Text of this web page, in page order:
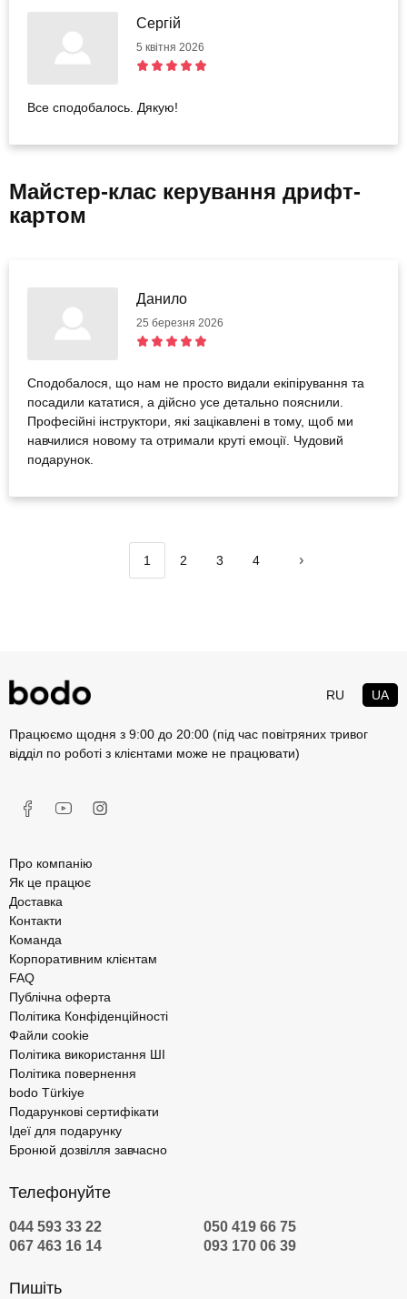
Сергій
5 квітня 2026
Все сподобалось. Дякую!
Майстер-клас керування дрифт-
картом
Данило
25 березня 2026
Сподобалося, що нам не просто видали екіпірування та
посадили кататися, а дійсно усе детально пояснили.
Професійні інструктори, які зацікавлені в тому, щоб ми
навчилися новому та отримали круті емоції. Чудовий
подарунок.
1 2 3 4
RU UA
Працюємо щодня з 9:00 до 20:00 (під час повітряних тривог
відділ по роботі з клієнтами може не працювати)
Про компанію
Як це працює
Доставка
Контакти
Команда
Корпоративним клієнтам
FAQ
Публічна оферта
Політика Конфіденційності
Файли cookie
Політика використання ШІ
Політика повернення
bodo Türkiye
Подарункові сертифікати
Ідеї для подарунку
Бронюй дозвілля завчасно
Телефонуйте
044 593 33 22
050 419 66 75
067 463 16 14
093 170 06 39
Пишіть